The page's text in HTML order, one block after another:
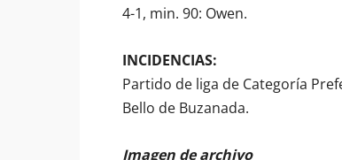
4-1, min. 90: Owen.
INCIDENCIAS:
Partido de liga de Categoría
Bello de Buzanada.
Imagen de archivo